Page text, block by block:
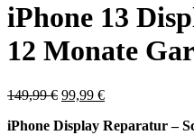
iPhone 13
12 Monate
149,99€ Ursprünglicher
war:
99,99 €Aktueller
ist:
iPhone Display Reparatur –